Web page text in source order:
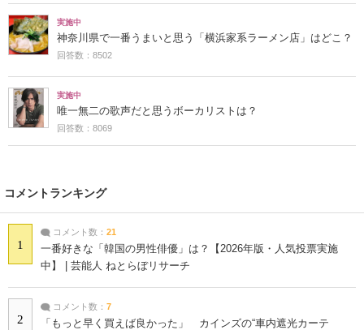
実施中
神奈川県で一番うまいと思う「横浜家系ラーメン店」はどこ？
回答数：8502
実施中
唯一無二の歌声だと思うボーカリストは？
回答数：8069
コメントランキング
1
コメント数： 21
一番好きな「韓国の男性俳優」は？【2026年版・人気投票実施
中】 | 芸能人 ねとらぼリサーチ
2
コメント数： 7
「もっと早く買えば良かった」 カインズの“車内遮光カーテ